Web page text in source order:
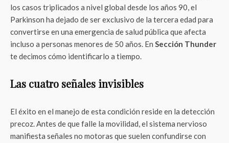
los casos triplicados a nivel global desde los años 90, el
Parkinson ha dejado de ser exclusivo de la tercera edad para
convertirse en una emergencia de salud pública que afecta
incluso a personas menores de 50 años. En Sección Thunder
te decimos cómo identificarlo a tiempo.
Las cuatro señales invisibles
El éxito en el manejo de esta condición reside en la detección
precoz. Antes de que falle la movilidad, el sistema nervioso
manifiesta señales no motoras que suelen confundirse con